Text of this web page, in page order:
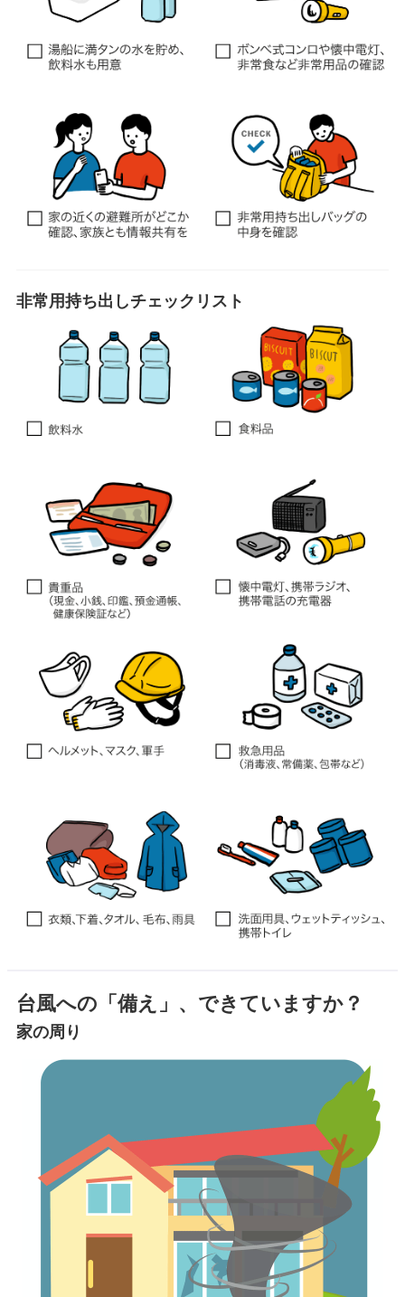
非常用持ち出しチェックリスト
台風への「備え」、できていますか？
家の周り